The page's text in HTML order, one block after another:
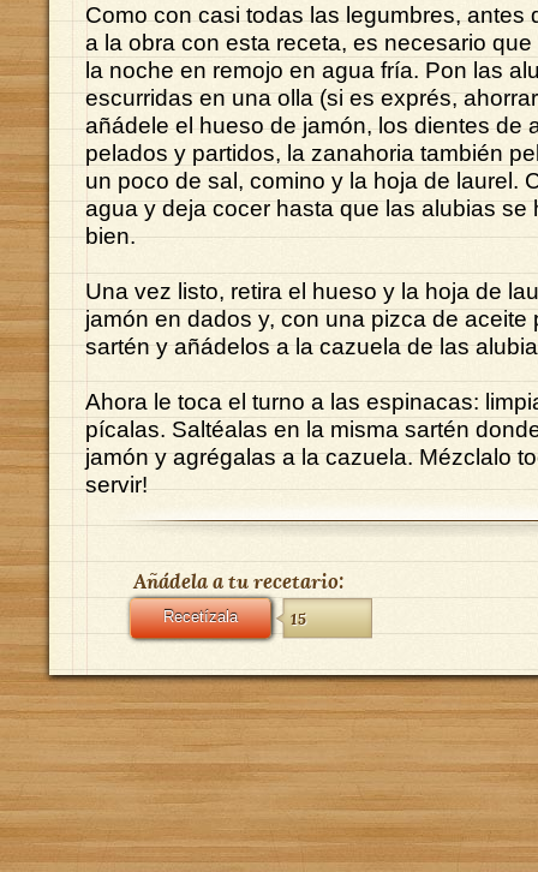
Como con casi todas las legumbres, antes
a la obra con esta receta, es necesario
la noche en remojo en agua fría. Pon las
escurridas en una olla (si es exprés,
añádele el hueso de jamón, los dientes de
pelados y partidos, la zanahoria también
un poco de sal, comino y la hoja de laurel.
agua y deja cocer hasta que las alubias se
bien.
Una vez listo, retira el hueso y la hoja de
jamón en dados y, con una pizca de aceite
sartén y añádelos a la cazuela de las
Ahora le toca el turno a las espinacas:
pícalas. Saltéalas en la misma sartén
jamón y agrégalas a la cazuela. Mézclalo
servir!
Añádela a tu recetario:
Recetízala 15